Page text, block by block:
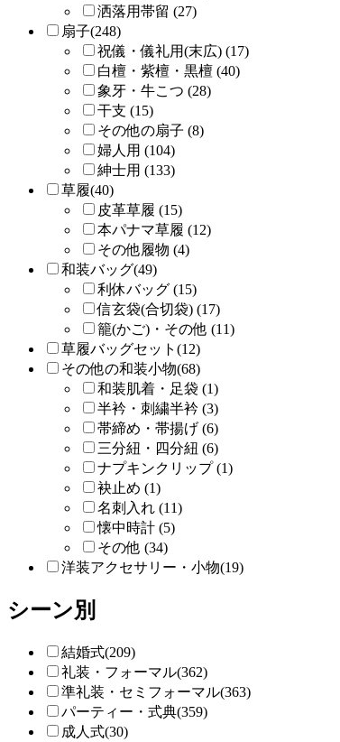
洒落用帯留 (27)
扇子(248)
祝儀・儀礼用(末広) (17)
白檀・紫檀・黒檀 (40)
象牙・牛こつ (28)
干支 (15)
その他の扇子 (8)
婦人用 (104)
紳士用 (133)
草履(40)
皮革草履 (15)
本パナマ草履 (12)
その他履物 (4)
和装バッグ(49)
利休バッグ (15)
信玄袋(合切袋) (17)
籠(かご)・その他 (11)
草履バッグセット(12)
その他の和装小物(68)
和装肌着・足袋 (1)
半衿・刺繍半衿 (3)
帯締め・帯揚げ (6)
三分紐・四分紐 (6)
ナプキンクリップ (1)
袂止め (1)
名刺入れ (11)
懐中時計 (5)
その他 (34)
洋装アクセサリー・小物(19)
シーン別
結婚式(209)
礼装・フォーマル(362)
準礼装・セミフォーマル(363)
パーティー・式典(359)
成人式(30)